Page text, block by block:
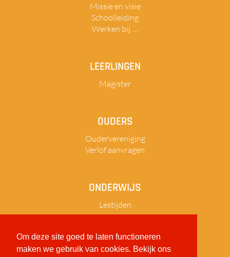
Om deze site goed te laten functioneren
maken we gebruik van cookies. Bekijk ons
Missie en visie
Schoolleiding
Werken bij ....
LEERLINGEN
Magister
OUDERS
Oudervereniging
Verlof aanvragen
ONDERWIJS
Lestijden